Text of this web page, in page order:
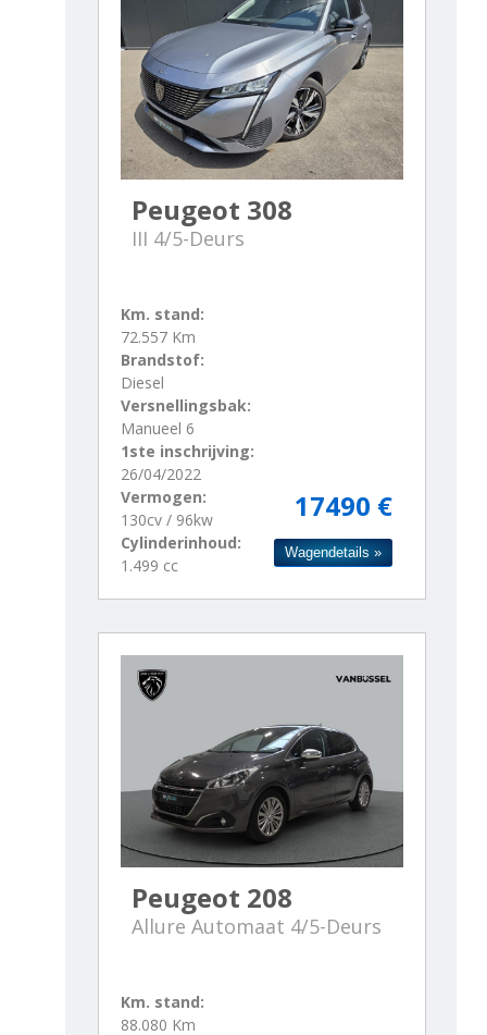
Peugeot 308
III 4/5-Deurs
17490 €
Km. stand:
72.557 Km
Brandstof:
Diesel
Versnellingsbak:
Manueel 6
1ste inschrijving:
26/04/2022
Vermogen:
130cv / 96kw
Cylinderinhoud:
1.499 cc
Wagendetails »
Peugeot 208
Allure Automaat 4/5-Deurs
Km. stand:
88.080 Km